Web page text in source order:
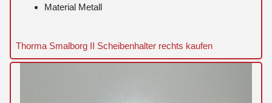
Material Metall
Thorma Smalborg II Scheibenhalter rechts kaufen